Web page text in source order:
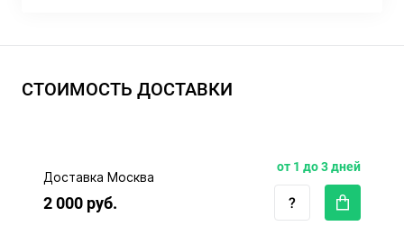
СТОИМОСТЬ ДОСТАВКИ
Доставка Москва
2 000 руб.
от 1 до 3 дней